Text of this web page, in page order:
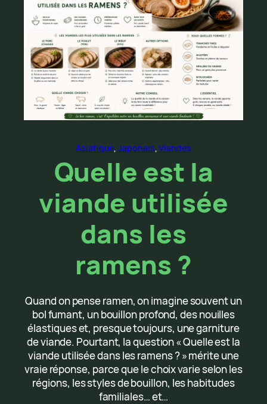
Asiatique, Japonais, Viandes
Quelle est la
viande utilisée
dans les
ramens ?
Quand on pense ramen, on imagine souvent un
bol fumant, un bouillon profond, des nouilles
élastiques et, presque toujours, une garniture
de viande. Pourtant, la question « Quelle est la
viande utilisée dans les ramens ? » mérite une
vraie réponse, parce que le choix varie selon les
régions, les styles de bouillon, les habitudes
familiales… et…